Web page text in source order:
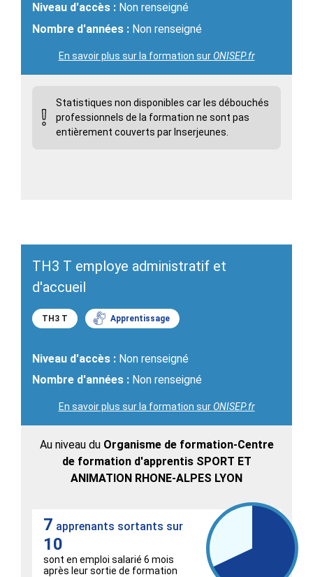
Niveau d'accès : Non renseigné
Nombre d'années : Non renseigné
En savoir plus sur la formation surONISEP.fr
Statistiques non disponibles car les débouchés
professionnels de la formation ne sont pas
entièrement couverts par Inserjeunes.
TH3 T employe administratif et
d'accueil
TH3 T Apprentissage
Niveau d'accès : Non renseigné
Nombre d'années : Non renseigné
En savoir plus sur la formation surONISEP.fr
Au niveau du Organisme de formation-Centre
de formation d'apprentis SPORT ET
ANIMATION RHONE-ALPES LYON
7 apprenants sortants sur
10
sont en emploi salarié 6 mois
après leur sortie de formation